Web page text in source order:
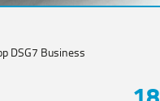
DSG7 Business